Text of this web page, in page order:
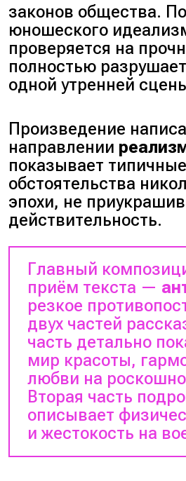
законов общества.
юношеского
проверяется на
полностью
одной утренней
Произведение
направлении
показывает
обстоятельства
эпохи, не
действительность.
Главный
приём текста —
резкое
двух частей
часть детально
мир красоты,
любви на
Вторая часть
описывает
и жестокость на